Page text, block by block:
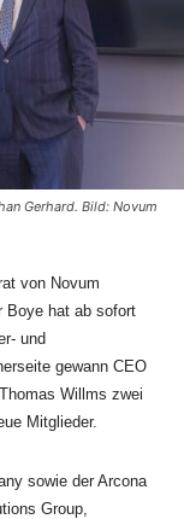
Gerhard. Bild: Novum
von Novum
Boye hat ab sofort
und
gewann CEO
Willms zwei
Mitglieder.
sowie der Arcona
Group,